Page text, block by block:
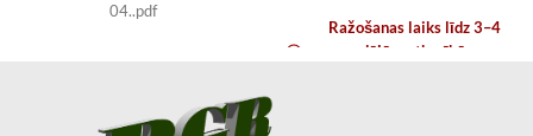
04..pdf
Ražošanas laiks līdz 3–4
nedēļām atkarībā no